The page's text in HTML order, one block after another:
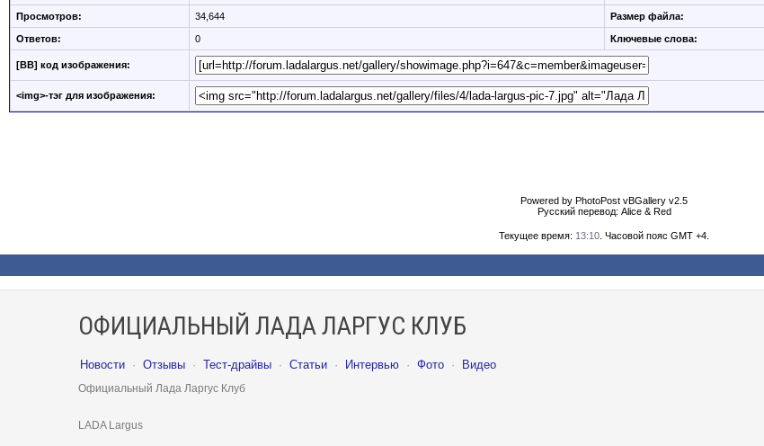
Просмотров: 34,644 Размер файла:
Ответов: 0 Ключевые слова:
[BB] код изображения:
<img>-тэг для изображения:
Powered by PhotoPost vBGallery v2.5
Русский перевод: Alice & Red
Текущее время: 13:10 . Часовой пояс GMT +4.
ОФИЦИАЛЬНЫЙ ЛАДА ЛАРГУС КЛУБ
Новости · Отзывы · Тест-драйвы · Статьи · Интервью · Фото · Видео
Официальный Лада Ларгус Клуб
LADA Largus